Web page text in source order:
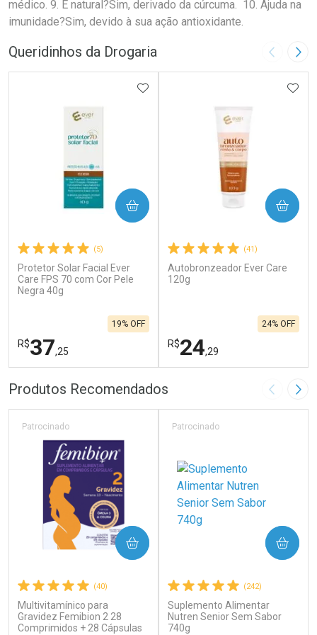
médico. 9. É natural?Sim, derivado da cúrcuma. 10. Ajuda na
imunidade?Sim, devido à sua ação antioxidante.
Queridinhos da Drogaria Imagem
(5)
Protetor Solar Facial Ever
Care FPS 70 com Cor Pele
Negra 40g
R$37,25
19% OFF
ADICIONAR AOS FAVORITOS
COMPRAR
FECHAR
Laboratório
Ativar Desconto
FECHAR
Por Menos
Comprar sem Desconto
(41)
Autobronzeador Ever Care
120g
R$24,29
24% OFF
COMPRAR
Laboratório
Ativar Desconto
Por Menos
Comprar sem Desconto
Produtos Recomendados Imagem
(40)
Multivitamínico para
Gravidez Femibion 2 28
Comprimidos + 28 Cápsulas
Patrocinado
COMPRAR
(242)
Suplemento Alimentar
Nutren Senior Sem Sabor
740g
Patrocinado
COMPRAR